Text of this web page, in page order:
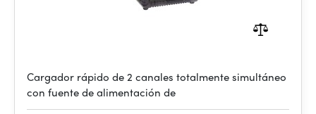
Cargador rápido de 2 canales totalmente simultáneo
con fuente de alimentación de